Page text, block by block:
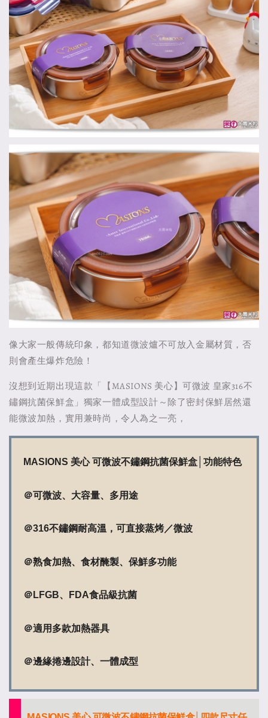
像大家一般傳統印象，都知道微波爐不可放入金屬材質，否
則會產生爆炸危險！
沒想到近期出現這款「【MASIONS 美心】可微波 皇家316不
鏽鋼抗菌保鮮盒」獨家一體成型設計～除了密封保鮮居然還
能微波加熱，實用兼時尚，令人為之一亮，
MASIONS 美心 可微波不鏽鋼抗菌保鮮盒│功能特色
＠可微波、大容量、多用途
＠316不鏽鋼耐高溫，可直接蒸烤／微波
＠熟食加熱、食材醃製、保鮮多功能
＠LFGB、FDA食品級抗菌
＠適用多款加熱器具
＠邊緣捲邊設計、一體成型